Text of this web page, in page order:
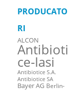
PRODUCATO
RI
ALCON
Antibioti
ce-Iasi
Antibiotice S.A.
Antibiotice SA
Bayer AG Berlin-